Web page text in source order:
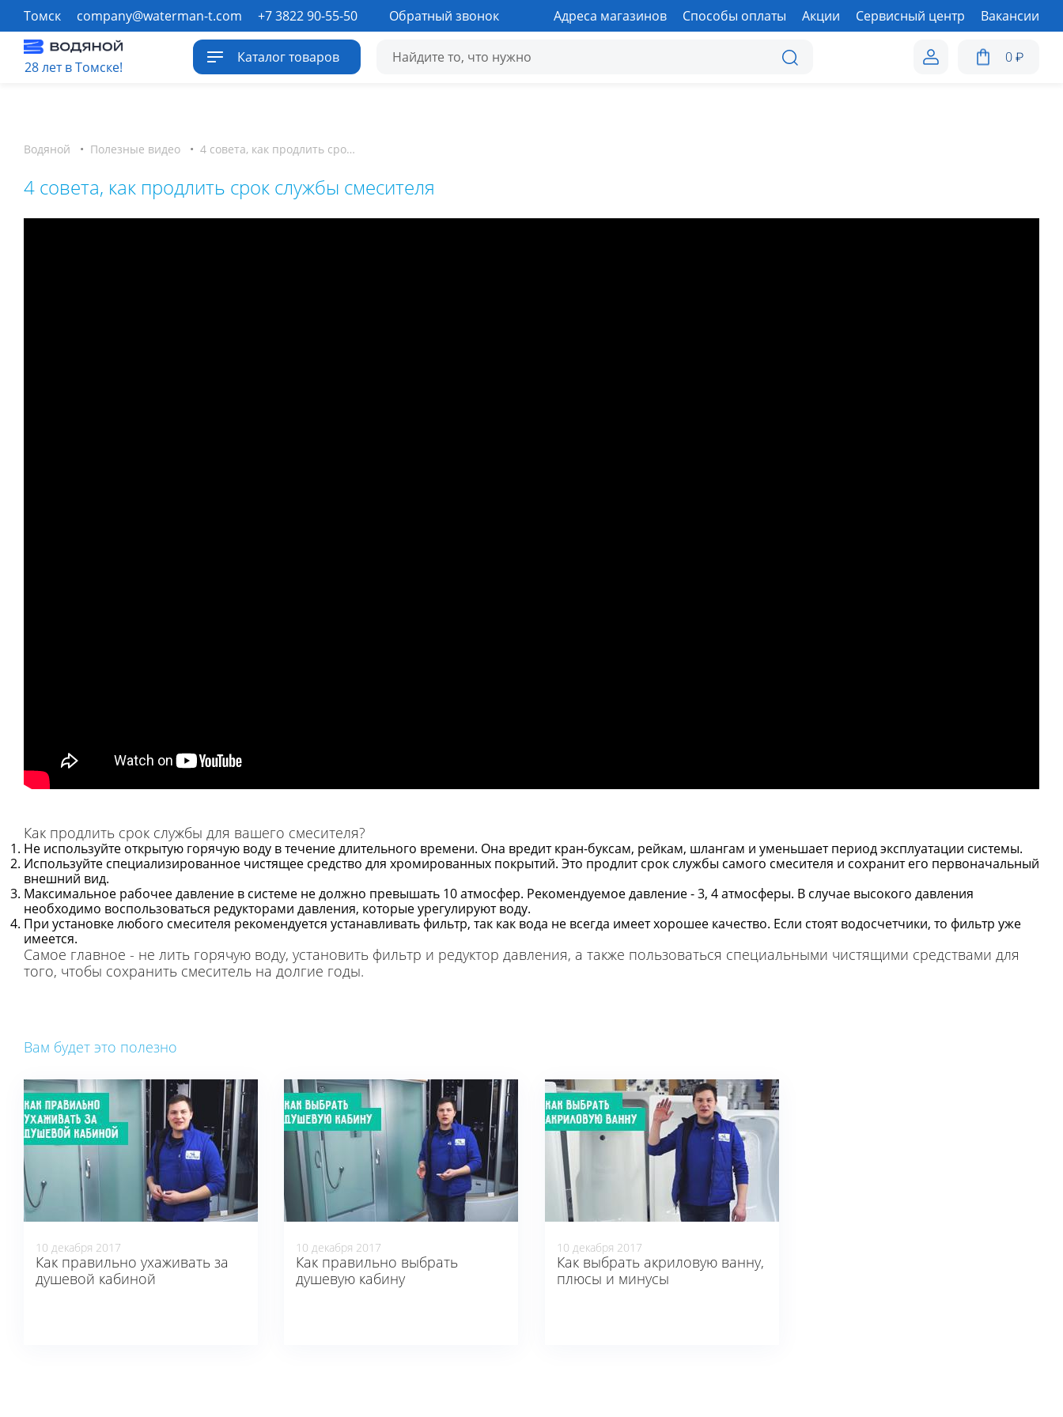
Томск company@waterman-t.com +7 3822 90-55-50 Обратный звонок Адреса магазинов Способы оплаты Акции Сервисный центр Вакансии
28 лет в Томске!
Каталог товаров 0₽
Водяной • Полезные видео • 4 совета, как продлить срок службы смесителя
4 совета, как продлить срок службы смесителя
Как продлить срок службы для вашего смесителя?
Не используйте открытую горячую воду в течение длительного времени. Она вредит кран-буксам, рейкам, шлангам и уменьшает период эксплуатации системы.
Используйте специализированное чистящее средство для хромированных покрытий. Это продлит срок службы самого смесителя и сохранит его первоначальный
внешний вид.
Максимальное рабочее давление в системе не должно превышать 10 атмосфер. Рекомендуемое давление - 3, 4 атмосферы. В случае высокого давления
необходимо воспользоваться редукторами давления, которые урегулируют воду.
При установке любого смесителя рекомендуется устанавливать фильтр, так как вода не всегда имеет хорошее качество. Если стоят водосчетчики, то фильтр уже
имеется.
Самое главное - не лить горячую воду, установить фильтр и редуктор давления, а также пользоваться специальными чистящими средствами для
того, чтобы сохранить смеситель на долгие годы.
Вам будет это полезно
10 декабря 2017
Как правильно ухаживать за
душевой кабиной
10 декабря 2017
Как правильно выбрать
душевую кабину
10 декабря 2017
Как выбрать акриловую ванну,
плюсы и минусы